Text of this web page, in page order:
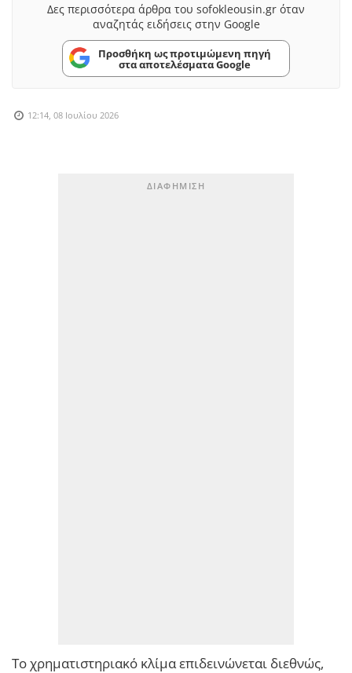
Δες περισσότερα άρθρα του sofokleousin.gr όταν
αναζητάς ειδήσεις στην Google
Προσθήκη ως προτιμώμενη πηγή
στα αποτελέσματα Google
12:14, 08 Ιουλίου 2026
Το χρηματιστηριακό κλίμα επιδεινώνεται διεθνώς,